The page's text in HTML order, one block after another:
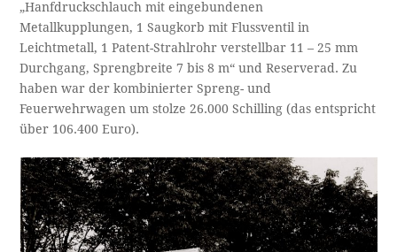
„Hanfdruckschlauch mit eingebundenen
Metallkupplungen, 1 Saugkorb mit Flussventil in
Leichtmetall, 1 Patent-Strahlrohr verstellbar 11 – 25 mm
Durchgang, Sprengbreite 7 bis 8 m“ und Reserverad. Zu
haben war der kombinierter Spreng- und
Feuerwehrwagen um stolze 26.000 Schilling (das entspricht
über 106.400 Euro).